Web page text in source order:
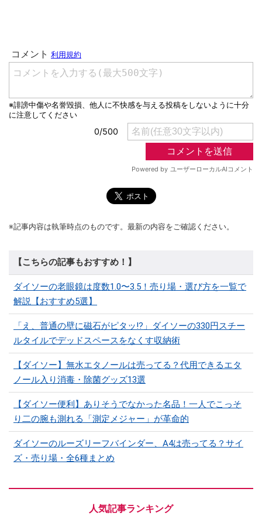
※記事内容は執筆時点のものです。最新の内容をご確認ください。
【こちらの記事もおすすめ！】
ダイソーの老眼鏡は度数1.0〜3.5！売り場・選び方を一覧で
解説【おすすめ5選】
「え、普通の壁に磁石がピタッ!?」ダイソーの330円スチー
ルタイルでデッドスペースをなくす収納術
【ダイソー】無水エタノールは売ってる？代用できるエタ
ノール入り消毒・除菌グッズ13選
【ダイソー便利】ありそうでなかった名品！一人でこっそ
り二の腕も測れる「測定メジャー」が革命的
ダイソーのルーズリーフバインダー、A4は売ってる？サイ
ズ・売り場・全6種まとめ